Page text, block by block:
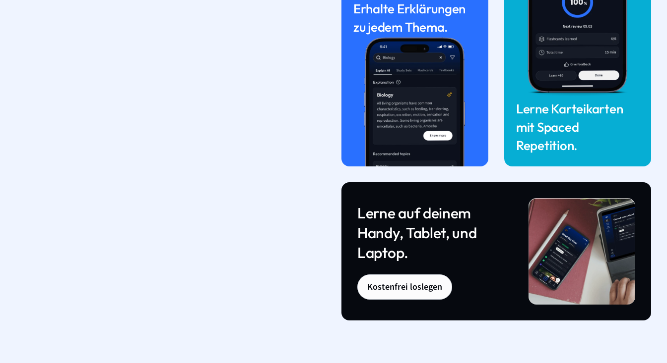
Erhalte Erklärungen
zu jedem Thema.
Lerne Karteikarten
mit Spaced
Repetition.
Lerne auf deinem
Handy, Tablet, und
Laptop.
Kostenfrei loslegen